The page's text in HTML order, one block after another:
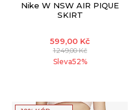
Nike W NSW AIR PIQUE
SKIRT
599,00 Kč
1.249,00Kč
Sleva52%